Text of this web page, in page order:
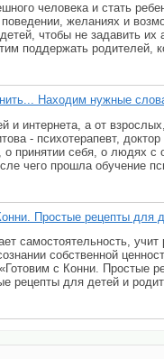
человека и стать
желаниях и
чтобы не задавить
поддержать родителей,
Находим нужные
и интернета, а от
- психотерапевт,
о принятии себя, о людях
чего прошла обучение
Простые рецепты для
самостоятельность,
собственной
«Готовим с Конни.
рецепты для детей и